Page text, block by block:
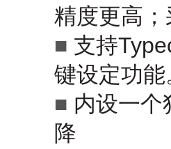
精度更高
■ 支持
键设定功能
■ 内设一个
降